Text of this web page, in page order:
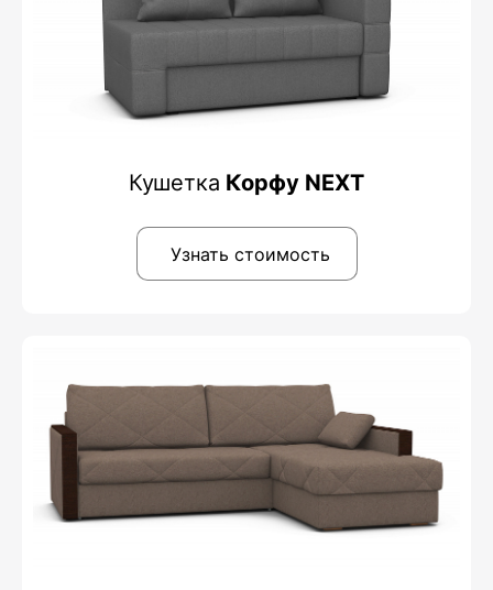
Кушетка Корфу NEXT
Узнать стоимость